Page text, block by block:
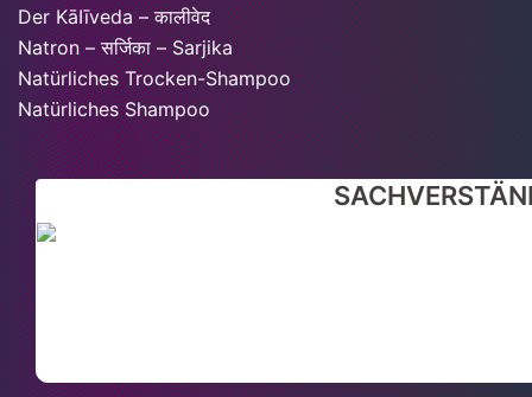
Der KāIīveda – कालीवेद
Natron – सर्जिका – Sarjika
Natürliches Trocken-Shampoo
Natürliches Shampoo